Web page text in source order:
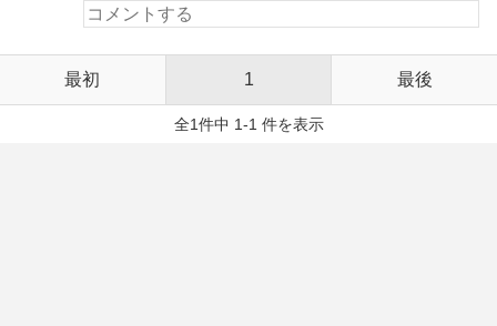
最初 1 最後
全1件中 1-1 件を表示